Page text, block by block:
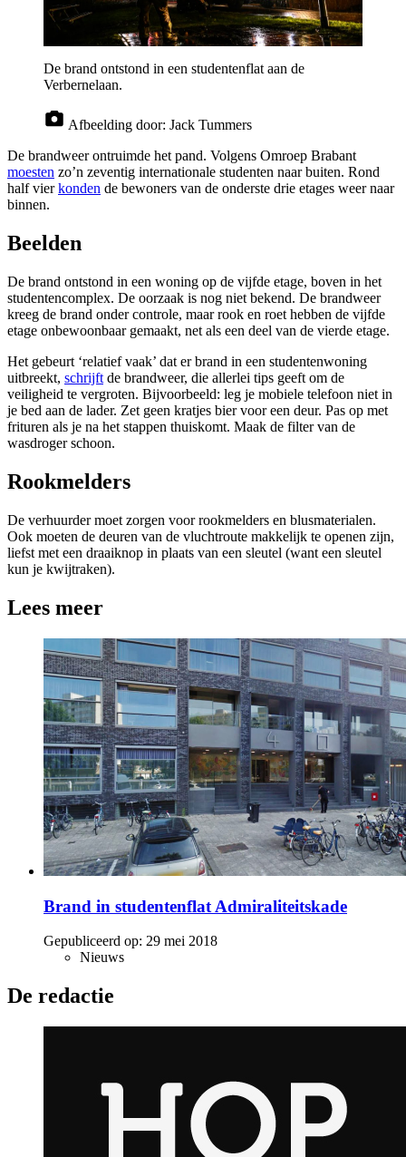
De brand ontstond in een studentenflat aan de
Verbernelaan.
Afbeelding door: Jack Tummers
De brandweer ontruimde het pand. Volgens Omroep Brabant
moesten zo’n zeventig internationale studenten naar buiten. Rond
half vierkonden de bewoners van de onderste drie etages weer naar
binnen.
Beelden
De brand ontstond in een woning op de vijfde etage, boven in het
studentencomplex. De oorzaak is nog niet bekend. De brandweer
kreeg de brand onder controle, maar rook en roet hebben de vijfde
etage onbewoonbaar gemaakt, net als een deel van de vierde etage.
Het gebeurt ‘relatief vaak’ dat er brand in een studentenwoning
uitbreekt, schrijft de brandweer, die allerlei tips geeft om de
veiligheid te vergroten. Bijvoorbeeld: leg je mobiele telefoon niet in
je bed aan de lader. Zet geen kratjes bier voor een deur. Pas op met
frituren als je na het stappen thuiskomt. Maak de filter van de
wasdroger schoon.
Rookmelders
De verhuurder moet zorgen voor rookmelders en blusmaterialen.
Ook moeten de deuren van de vluchtroute makkelijk te openen zijn,
liefst met een draaiknop in plaats van een sleutel (want een sleutel
kun je kwijtraken).
Lees meer
Brand in studentenflat Admiraliteitskade
Gepubliceerd op: 29 mei 2018
Nieuws
De redactie